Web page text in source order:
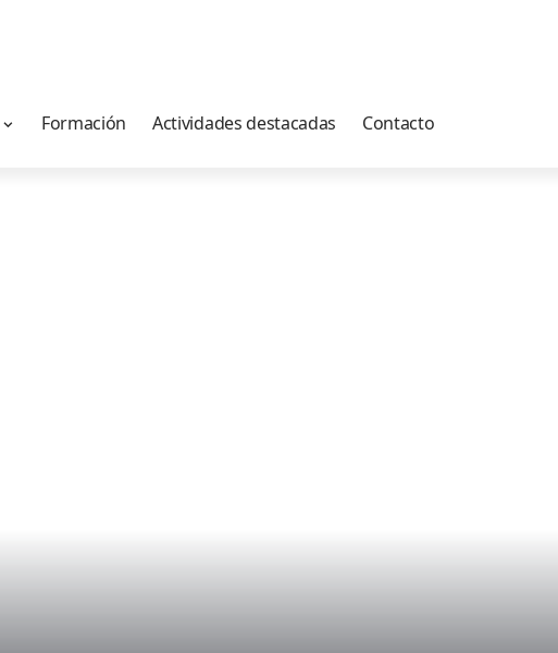
Formación Actividades destacadas Contacto